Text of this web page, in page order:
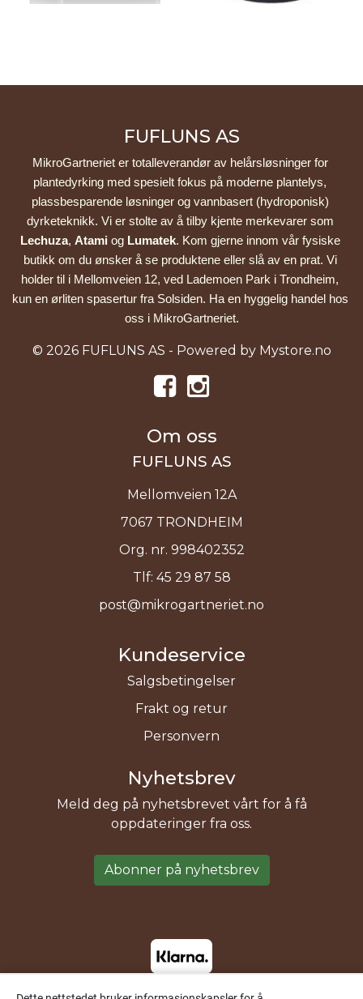
FUFLUNS AS
MikroGartneriet er totalleverandør av helårsløsninger for
plantedyrking med spesielt fokus på moderne plantelys,
plassbesparende løsninger og vannbasert (hydroponisk)
Lechuza, Atami og Lumatek. Kom gjerne innom vår fysiske
butikk om du ønsker å se produktene eller slå av en prat. Vi
holder til i Mellomveien 12, ved Lademoen Park i Trondheim,
kun en ørliten spasertur fra Solsiden. Ha en hyggelig handel hos
oss i MikroGartneriet.
© 2026 FUFLUNS AS - Powered by Mystore.no
Om oss
FUFLUNS AS
Mellomveien 12A
7067 TRONDHEIM
Org. nr. 998402352
Tlf: 45 29 87 58
post@mikrogartneriet.no
Kundeservice
Salgsbetingelser
Frakt og retur
Personvern
Nyhetsbrev
Meld deg på nyhetsbrevet vårt for å få
oppdateringer fra oss.
Abonner på nyhetsbrev